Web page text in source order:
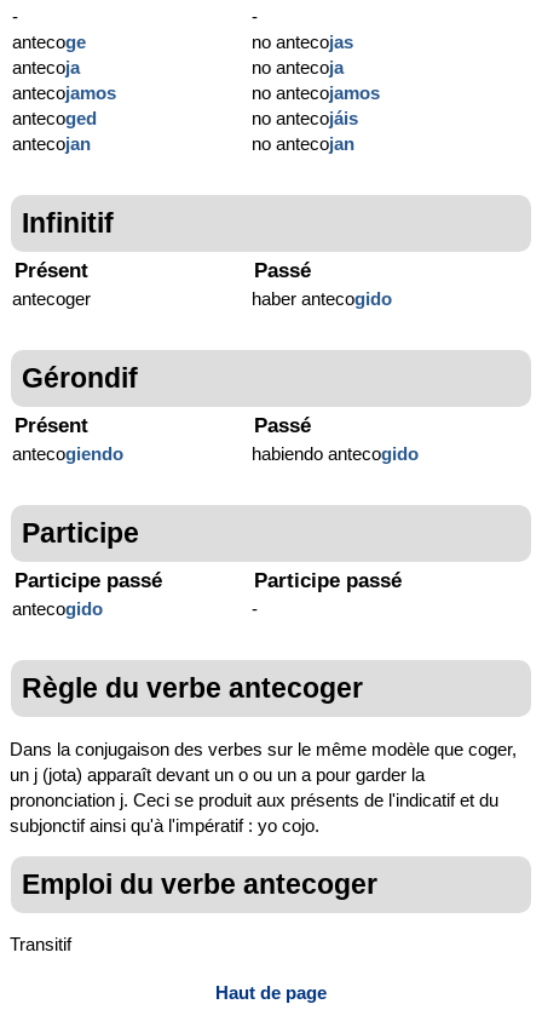
-
antecoge
antecoja
antecojamos
antecoged
antecojan
-
no antecojas
no antecoja
no antecojamos
no antecojáis
no antecojan
Infinitif
Présent
antecoger
Passé
haber antecogido
Gérondif
Présent
antecogiendo
Passé
habiendo antecogido
Participe
Participe passé
antecogido
Participe passé
-
Règle du verbe antecoger
Dans la conjugaison des verbes sur le même modèle que coger,
un j (jota) apparaît devant un o ou un a pour garder la
prononciation j. Ceci se produit aux présents de l'indicatif et du
subjonctif ainsi qu'à l'impératif : yo cojo.
Emploi du verbe antecoger
Transitif
Haut de page